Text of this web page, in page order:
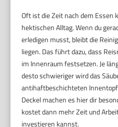
Oft ist die Zeit nach dem Essen
hektischen Alltag. Wenn du
erledigen musst, bleibt die
liegen. Das führt dazu, dass
im Innenraum festsetzen. Je
desto schwieriger wird das
antihaftbeschichteten
Deckel machen es hier dir
kostet dann mehr Zeit und
investieren kannst.